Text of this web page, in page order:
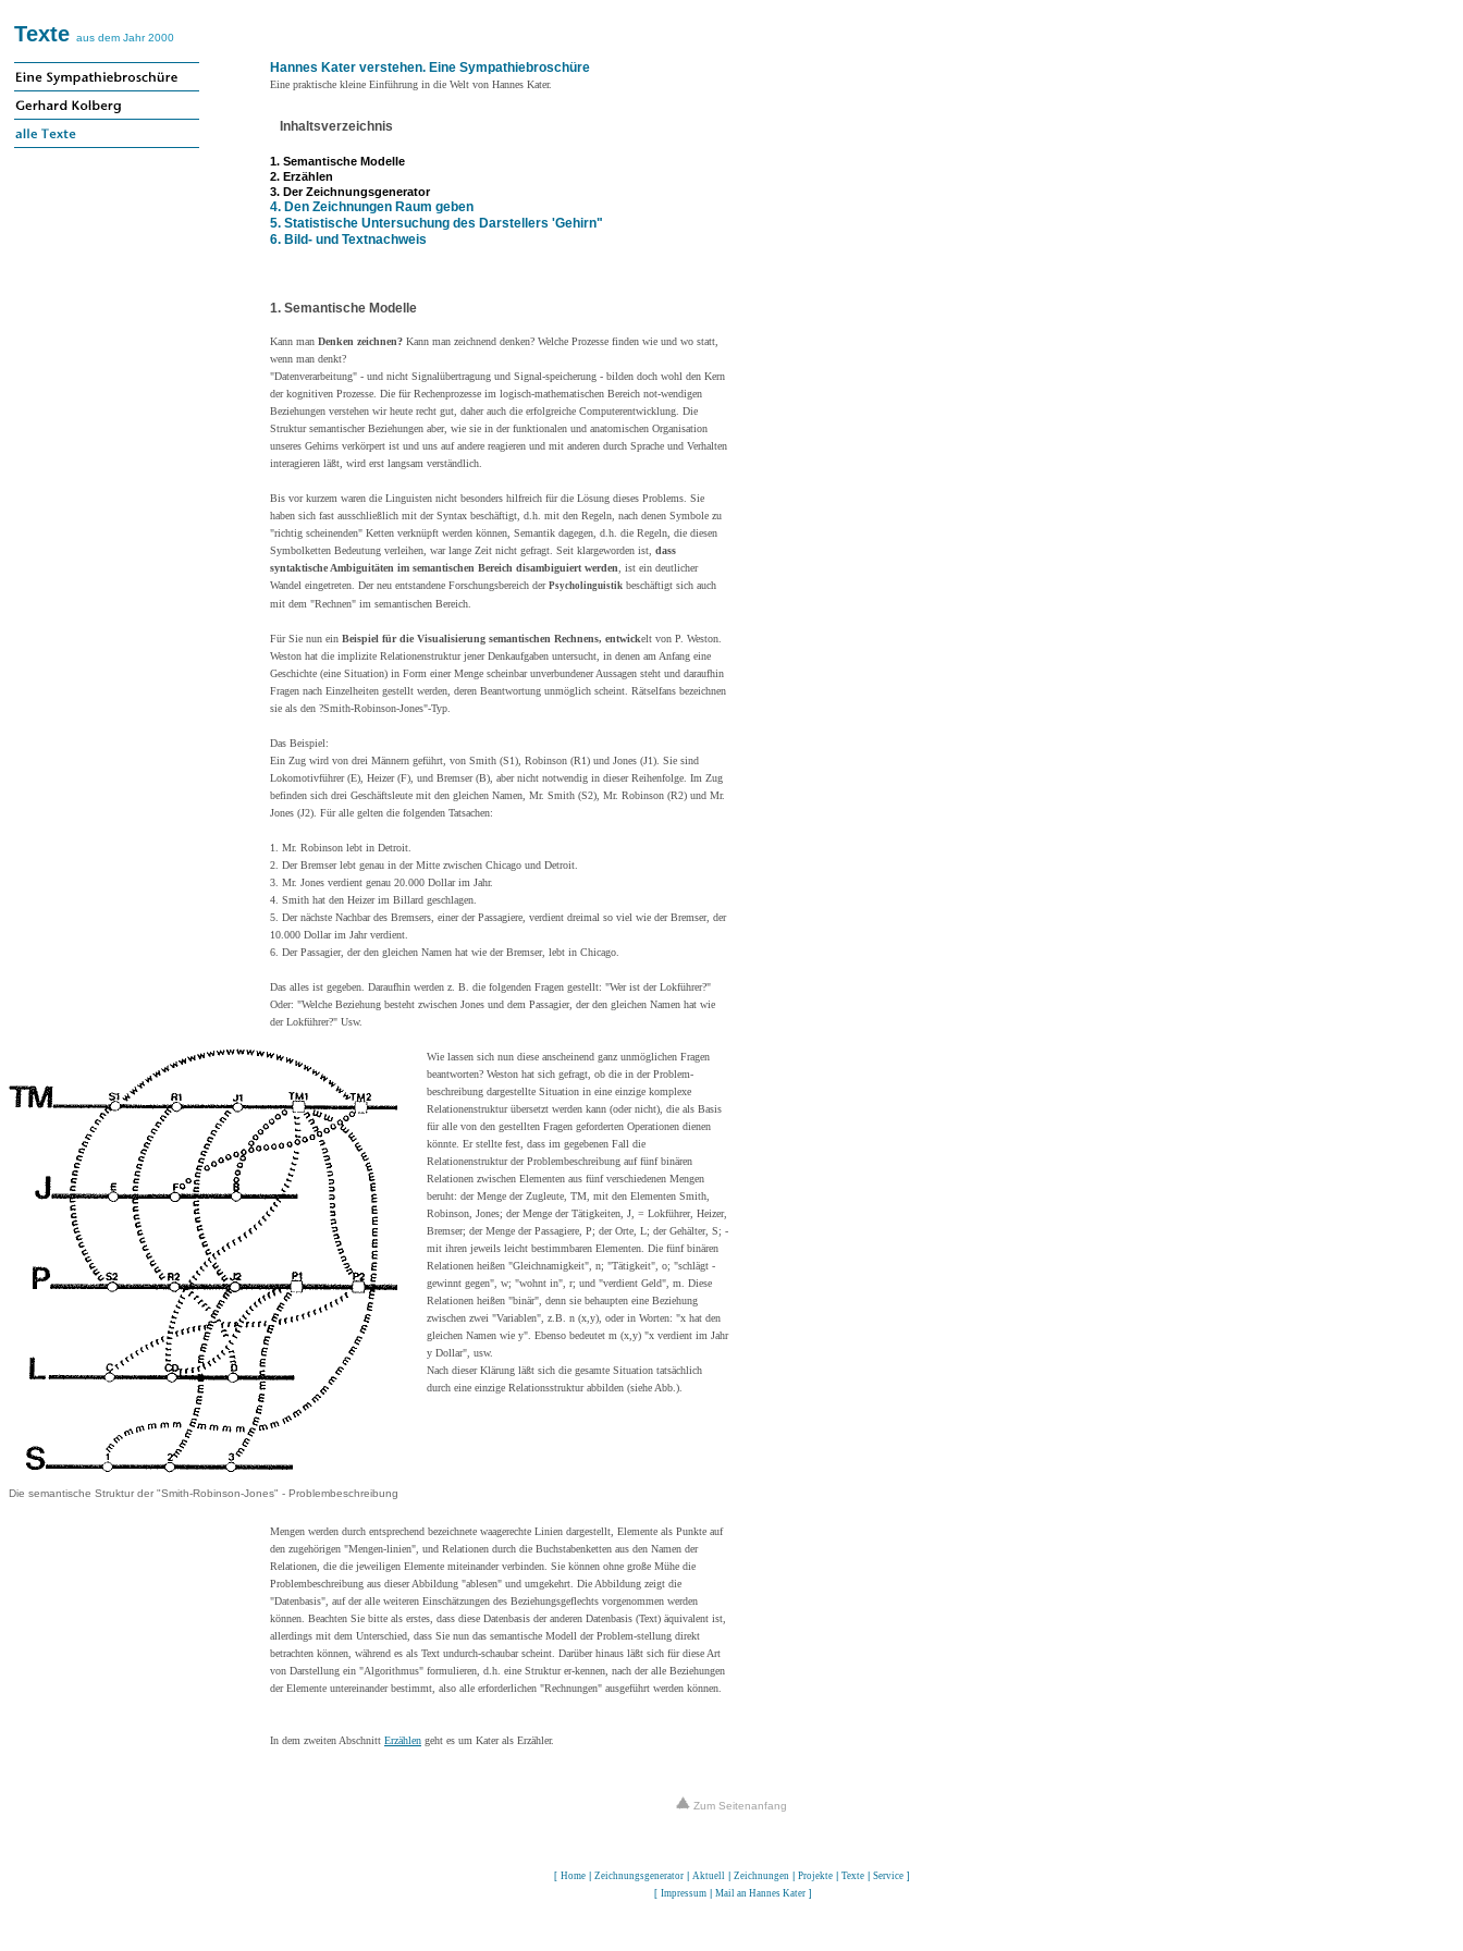
Texte aus dem Jahr 2000
Hannes Kater verstehen. Eine Sympathiebroschüre
Eine praktische kleine Einführung in die Welt von Hannes Kater.
Inhaltsverzeichnis
1. Semantische Modelle
2. Erzählen
3. Der Zeichnungsgenerator
4. Den Zeichnungen Raum geben
5. Statistische Untersuchung des Darstellers 'Gehirn"
6. Bild- und Textnachweis
1. Semantische Modelle
Kann man Denken zeichnen? Kann man zeichnend denken? Welche Prozesse finden wie und wo statt,
wenn man denkt?
"Datenverarbeitung" - und nicht Signalübertragung und Signal-speicherung - bilden doch wohl den Kern
der kognitiven Prozesse. Die für Rechenprozesse im logisch-mathematischen Bereich not-wendigen
Beziehungen verstehen wir heute recht gut, daher auch die erfolgreiche Computerentwicklung. Die
Struktur semantischer Beziehungen aber, wie sie in der funktionalen und anatomischen Organisation
unseres Gehirns verkörpert ist und uns auf andere reagieren und mit anderen durch Sprache und Verhalten
interagieren läßt, wird erst langsam verständlich.
Bis vor kurzem waren die Linguisten nicht besonders hilfreich für die Lösung dieses Problems. Sie
haben sich fast ausschließlich mit der Syntax beschäftigt, d.h. mit den Regeln, nach denen Symbole zu
"richtig scheinenden" Ketten verknüpft werden können, Semantik dagegen, d.h. die Regeln, die diesen
Symbolketten Bedeutung verleihen, war lange Zeit nicht gefragt. Seit klargeworden ist, dass
syntaktische Ambiguitäten im semantischen Bereich disambiguiert werden , ist ein deutlicher
Wandel eingetreten. Der neu entstandene Forschungsbereich der Psycholinguistik beschäftigt sich auch
mit dem "Rechnen" im semantischen Bereich.
Für Sie nun ein Beispiel für die Visualisierung semantischen Rechnens, entwickelt von P. Weston.
Weston hat die implizite Relationenstruktur jener Denkaufgaben untersucht, in denen am Anfang eine
Geschichte (eine Situation) in Form einer Menge scheinbar unverbundener Aussagen steht und daraufhin
Fragen nach Einzelheiten gestellt werden, deren Beantwortung unmöglich scheint. Rätselfans bezeichnen
sie als den ?Smith-Robinson-Jones"-Typ.
Das Beispiel:
Ein Zug wird von drei Männern geführt, von Smith (S1), Robinson (R1) und Jones (J1). Sie sind
Lokomotivführer (E), Heizer (F), und Bremser (B), aber nicht notwendig in dieser Reihenfolge. Im Zug
befinden sich drei Geschäftsleute mit den gleichen Namen, Mr. Smith (S2), Mr. Robinson (R2) und Mr.
Jones (J2). Für alle gelten die folgenden Tatsachen:
1. Mr. Robinson lebt in Detroit.
2. Der Bremser lebt genau in der Mitte zwischen Chicago und Detroit.
3. Mr. Jones verdient genau 20.000 Dollar im Jahr.
4. Smith hat den Heizer im Billard geschlagen.
5. Der nächste Nachbar des Bremsers, einer der Passagiere, verdient dreimal so viel wie der Bremser, der
10.000 Dollar im Jahr verdient.
6. Der Passagier, der den gleichen Namen hat wie der Bremser, lebt in Chicago.
Das alles ist gegeben. Daraufhin werden z. B. die folgenden Fragen gestellt: "Wer ist der Lokführer?"
Oder: "Welche Beziehung besteht zwischen Jones und dem Passagier, der den gleichen Namen hat wie
der Lokführer?" Usw.
Wie lassen sich nun diese anscheinend ganz unmöglichen Fragen
beantworten? Weston hat sich gefragt, ob die in der Problem-
beschreibung dargestellte Situation in eine einzige komplexe
Relationenstruktur übersetzt werden kann (oder nicht), die als Basis
für alle von den gestellten Fragen geforderten Operationen dienen
könnte. Er stellte fest, dass im gegebenen Fall die
Relationenstruktur der Problembeschreibung auf fünf binären
Relationen zwischen Elementen aus fünf verschiedenen Mengen
beruht: der Menge der Zugleute, TM, mit den Elementen Smith,
Robinson, Jones; der Menge der Tätigkeiten, J, = Lokführer, Heizer,
Bremser; der Menge der Passagiere, P; der Orte, L; der Gehälter, S; -
mit ihren jeweils leicht bestimmbaren Elementen. Die fünf binären
Relationen heißen "Gleichnamigkeit", n; "Tätigkeit", o; "schlägt -
gewinnt gegen", w; "wohnt in", r; und "verdient Geld", m. Diese
Relationen heißen "binär", denn sie behaupten eine Beziehung
zwischen zwei "Variablen", z.B. n (x,y), oder in Worten: "x hat den
gleichen Namen wie y". Ebenso bedeutet m (x,y) "x verdient im Jahr
y Dollar", usw.
Nach dieser Klärung läßt sich die gesamte Situation tatsächlich
durch eine einzige Relationsstruktur abbilden (siehe Abb.).
Die semantische Struktur der "Smith-Robinson-Jones" - Problembeschreibung
Mengen werden durch entsprechend bezeichnete waagerechte Linien dargestellt, Elemente als Punkte auf
den zugehörigen "Mengen-linien", und Relationen durch die Buchstabenketten aus den Namen der
Relationen, die die jeweiligen Elemente miteinander verbinden. Sie können ohne große Mühe die
Problembeschreibung aus dieser Abbildung "ablesen" und umgekehrt. Die Abbildung zeigt die
"Datenbasis", auf der alle weiteren Einschätzungen des Beziehungsgeflechts vorgenommen werden
können. Beachten Sie bitte als erstes, dass diese Datenbasis der anderen Datenbasis (Text) äquivalent ist,
allerdings mit dem Unterschied, dass Sie nun das semantische Modell der Problem-stellung direkt
betrachten können, während es als Text undurch-schaubar scheint. Darüber hinaus läßt sich für diese Art
von Darstellung ein "Algorithmus" formulieren, d.h. eine Struktur er-kennen, nach der alle Beziehungen
der Elemente untereinander bestimmt, also alle erforderlichen "Rechnungen" ausgeführt werden können.
In dem zweiten Abschnitt Erzählen geht es um Kater als Erzähler.
Zum Seitenanfang
[ Home| Zeichnungsgenerator| Aktuell| Zeichnungen| Projekte| Texte| Service]
[ Impressum Mail an Hannes Kater ]